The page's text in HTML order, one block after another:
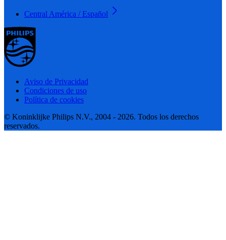
Central América / Español
Aviso de Privacidad
Condiciones de uso
Política de cookies
© Koninklijke Philips N.V., 2004 - 2026. Todos los derechos
reservados.